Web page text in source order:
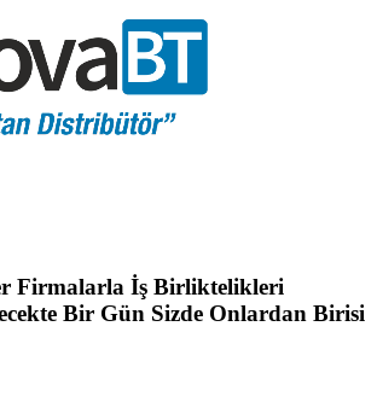
Firmalarla İş Birliktelikleri
Bir Gün Sizde Onlardan Birisi